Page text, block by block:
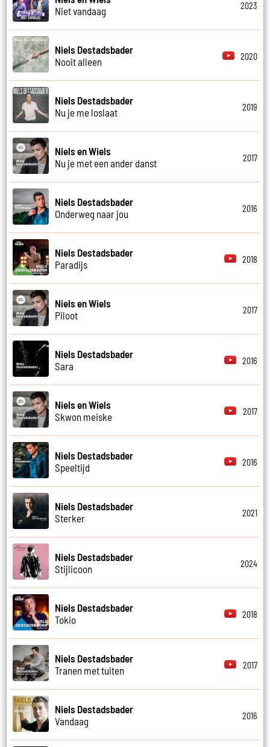
Niet vandaag
2023
Niels Destadsbader
Nooit alleen
2020
Niels Destadsbader
Nu je me loslaat
2019
Niels en Wiels
Nu je met een ander danst
2017
Niels Destadsbader
Onderweg naar jou
2016
Niels Destadsbader
Paradijs
2018
Niels en Wiels
Piloot
2017
Niels Destadsbader
Sara
2016
Niels en Wiels
Skwon meiske
2017
Niels Destadsbader
Speeltijd
2016
Niels Destadsbader
Sterker
2021
Niels Destadsbader
Stijlicoon
2024
Niels Destadsbader
Tokio
2018
Niels Destadsbader
Tranen met tuiten
2017
Niels Destadsbader
Vandaag
2016